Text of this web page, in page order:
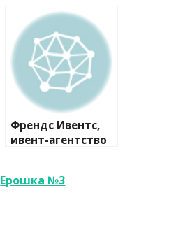
Френдс Ивентс,
ивент-агентство
Ерошка №3